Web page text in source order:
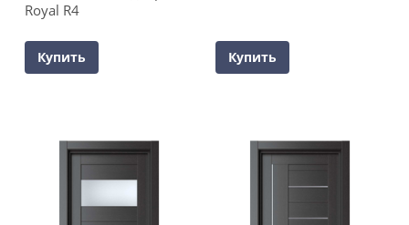
Royal R4
Купить Купить